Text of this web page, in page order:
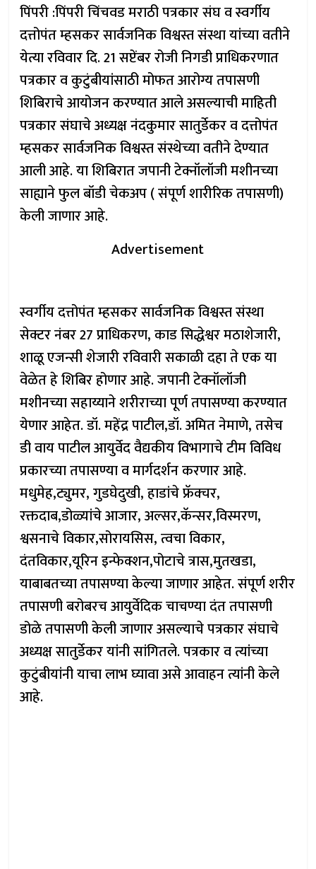
पिंपरी :पिंपरी चिंचवड मराठी पत्रकार संघ व स्वर्गीय
दत्तोपंत म्हसकर सार्वजनिक विश्वस्त संस्था यांच्या वतीने
येत्या रविवार दि. 21 सप्टेंबर रोजी निगडी प्राधिकरणात
पत्रकार व कुटुंबीयांसाठी मोफत आरोग्य तपासणी
शिबिराचे आयोजन करण्यात आले असल्याची माहिती
पत्रकार संघाचे अध्यक्ष नंदकुमार सातुर्डेकर व दत्तोपंत
म्हसकर सार्वजनिक विश्वस्त संस्थेच्या वतीने देण्यात
आली आहे. या शिबिरात जपानी टेक्नॉलॉजी मशीनच्या
साह्याने फुल बॉडी चेकअप ( संपूर्ण शारीरिक तपासणी)
केली जाणार आहे.
Advertisement
स्वर्गीय दत्तोपंत म्हसकर सार्वजनिक विश्वस्त संस्था
सेक्टर नंबर 27 प्राधिकरण, काड सिद्धेश्वर मठाशेजारी,
शाळू एजन्सी शेजारी रविवारी सकाळी दहा ते एक या
वेळेत हे शिबिर होणार आहे. जपानी टेक्नॉलॉजी
मशीनच्या सहाय्याने शरीराच्या पूर्ण तपासण्या करण्यात
येणार आहेत. डॉ. महेंद्र पाटील,डॉ. अमित नेमाणे, तसेच
डी वाय पाटील आयुर्वेद वैद्यकीय विभागाचे टीम विविध
प्रकारच्या तपासण्या व मार्गदर्शन करणार आहे.
मधुमेह,ट्युमर, गुडघेदुखी, हाडांचे फ्रॅक्चर,
रक्तदाब,डोळ्यांचे आजार, अल्सर,कॅन्सर,विस्मरण,
श्वसनाचे विकार,सोरायसिस, त्वचा विकार,
दंतविकार,यूरिन इन्फेक्शन,पोटाचे त्रास,मुतखडा,
याबाबतच्या तपासण्या केल्या जाणार आहेत. संपूर्ण शरीर
तपासणी बरोबरच आयुर्वेदिक चाचण्या दंत तपासणी
डोळे तपासणी केली जाणार असल्याचे पत्रकार संघाचे
अध्यक्ष सातुर्डेकर यांनी सांगितले. पत्रकार व त्यांच्या
कुटुंबीयांनी याचा लाभ घ्यावा असे आवाहन त्यांनी केले
आहे.